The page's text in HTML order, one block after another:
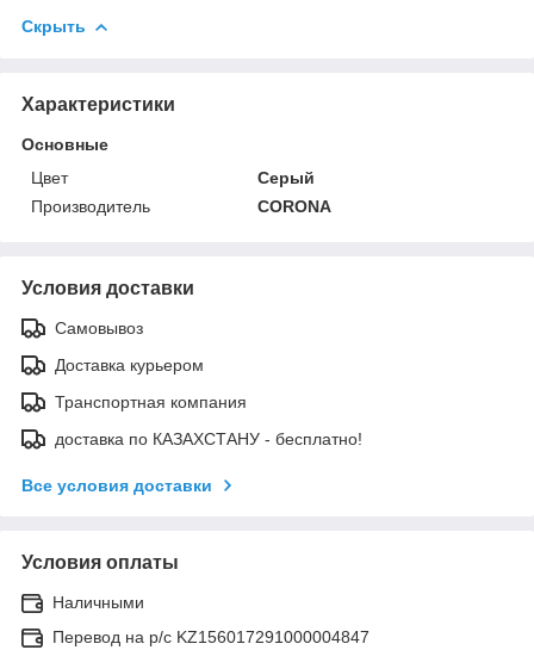
Скрыть
Характеристики
Основные
Цвет
Серый
Производитель
CORONA
Условия доставки
Самовывоз
Доставка курьером
Транспортная компания
доставка по КАЗАХСТАНУ - бесплатно!
Все условия доставки
Условия оплаты
Наличными
Перевод на р/с KZ156017291000004847